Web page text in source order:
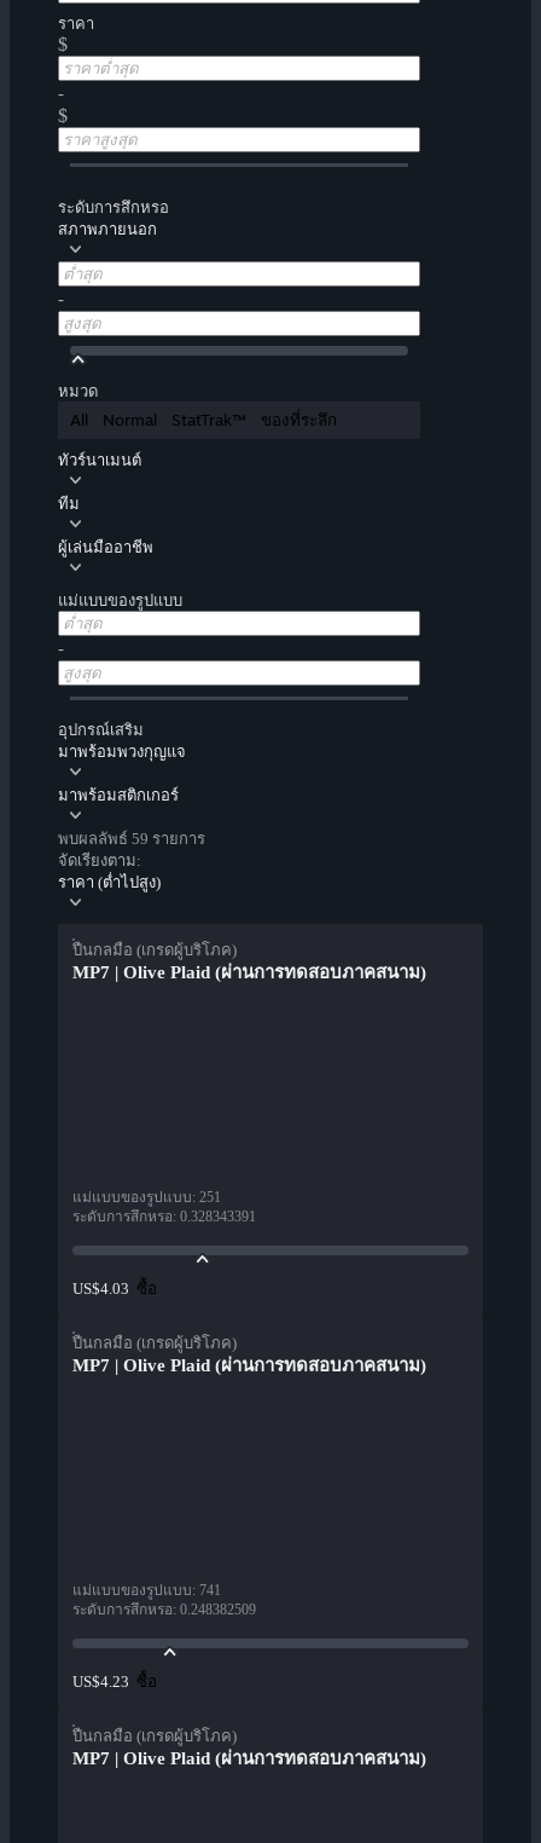
ราคา
$
-
$
ระดับการสึกหรอ
สภาพภายนอก
-
หมวด
All Normal StatTrak™ ของที่ระลึก
ทัวร์นาเมนต์
ทีม
ผู้เล่นมืออาชีพ
แม่แบบของรูปแบบ
-
อุปกรณ์เสริม
มาพร้อมพวงกุญแจ
มาพร้อมสติกเกอร์
พบผลลัพธ์ 59 รายการ
จัดเรียงตาม:
ราคา (ต่ำไปสูง)
ปืนกลมือ (เกรดผู้บริโภค)
MP7 | Olive Plaid (ผ่านการทดสอบภาคสนาม)
แม่แบบของรูปแบบ: 251
ระดับการสึกหรอ: 0.328343391
US$4.03 ซื้อ
ปืนกลมือ (เกรดผู้บริโภค)
MP7 | Olive Plaid (ผ่านการทดสอบภาคสนาม)
แม่แบบของรูปแบบ: 741
ระดับการสึกหรอ: 0.248382509
US$4.23 ซื้อ
ปืนกลมือ (เกรดผู้บริโภค)
MP7 | Olive Plaid (ผ่านการทดสอบภาคสนาม)